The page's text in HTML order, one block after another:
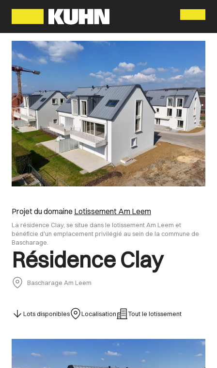
Projet du domaine Lotissement Am Leem
La résidence Clay, se situe dans le lotissement Am Leem et
bénéficie d'un emplacement privilégié au sein de la commune de
Bascharage.
Résidence Clay
Bascharage Am Leem
Lots disponibles Localisation Tout le lotissement
Menu